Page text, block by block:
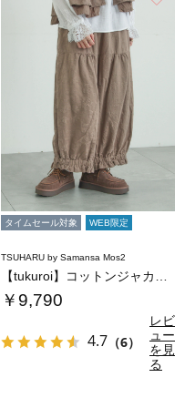
タイムセール対象 WEB限定
TSUHARU by Samansa Mos2
￥9,790
4.7 （6）
レビ
ュー
を見
る